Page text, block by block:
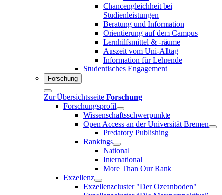
Chancengleichheit bei
Studienleistungen
Beratung und Information
Orientierung auf dem Campus
Lernhilfsmittel & -räume
Auszeit vom Uni-Alltag
Information für Lehrende
Studentisches Engagement
Forschung
Zur Übersichtsseite Forschung
Forschungsprofil
Wissenschaftsschwerpunkte
Open Access an der Universität Bremen
Predatory Publishing
Rankings
National
International
More Than Our Rank
Exzellenz
Exzellenzcluster "Der Ozeanboden"